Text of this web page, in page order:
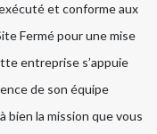
et conforme aux
Fermé pour une mise
entreprise s’appuie
de son équipe
bien la mission que vous